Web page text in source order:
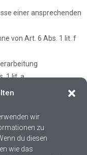
wir
zu
du diesen
wie das
einer ansprechenden
von Art. 6 Abs. 1 lit. f
1 lit. a
die
Device-Fingerprinting)